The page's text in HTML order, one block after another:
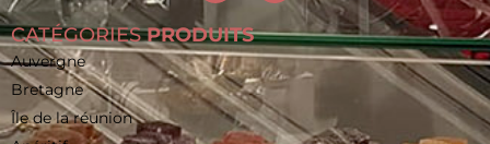
CATÉGORIESPRODUITS
Auvergne
Bretagne
Île de la réunion